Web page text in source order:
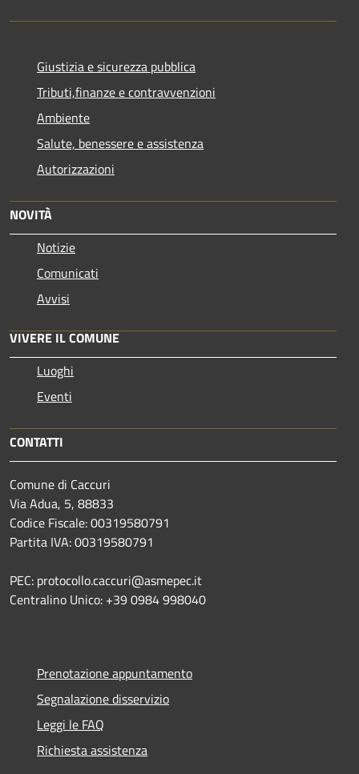
Giustizia e sicurezza pubblica
Tributi,finanze e contravvenzioni
Ambiente
Salute, benessere e assistenza
Autorizzazioni
NOVITÀ
Notizie
Comunicati
Avvisi
VIVERE IL COMUNE
Luoghi
Eventi
CONTATTI
Comune di Caccuri
Via Adua, 5, 88833
Codice Fiscale: 00319580791
Partita IVA: 00319580791
PEC: protocollo.caccuri@asmepec.it
Centralino Unico: +39 0984 998040
Prenotazione appuntamento
Segnalazione disservizio
Leggi le FAQ
Richiesta assistenza